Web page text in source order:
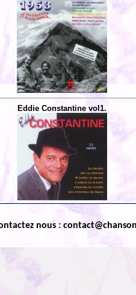
Eddie Constantine vol1.
nous :